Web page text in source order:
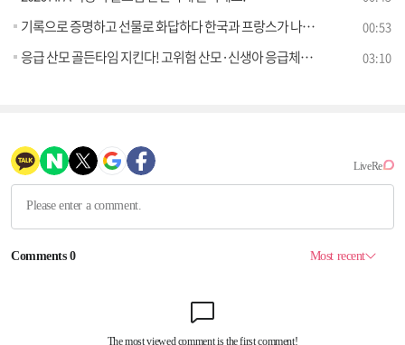
기록으로 증명하고 선물로 화답하다 한국과 프랑스가 나눈 140년의 진심 00:53
응급 산모 골든타임 지킨다! 고위험 산모·신생아 응급체계 대폭 강화 [클릭K+] 03:10